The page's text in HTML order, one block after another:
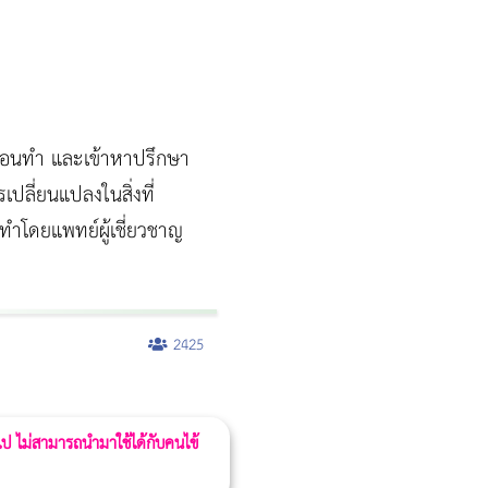
ทำ และเข้าหาปรึกษา
ปลี่ยนแปลงในสิ่งที่
โดยแพทย์ผู้เชี่ยวชาญ
2425
ไม่สามารถนำมาใช้ได้กับคนไข้